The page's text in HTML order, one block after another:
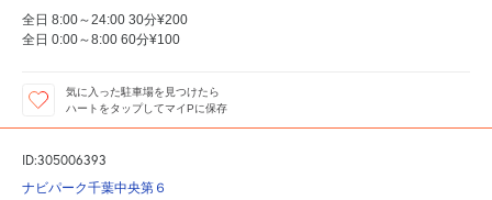
全日 8:00～24:00 30分¥200
全日 0:00～8:00 60分¥100
気に入った駐車場を見つけたら
ハートをタップしてマイPに保存
ID:305006393
ナビパーク千葉中央第６